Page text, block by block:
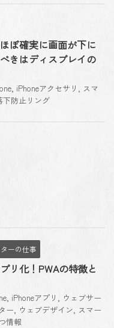
ぼ確実に画面が下に
きはディスプレイの
, iPhoneアクセサリ , スマ
下防止リング
ーの仕事
リ化！PWAの特徴と
, iPhoneアプリ , ウェブサー
ー, ウェブデザイン, スマー
情報